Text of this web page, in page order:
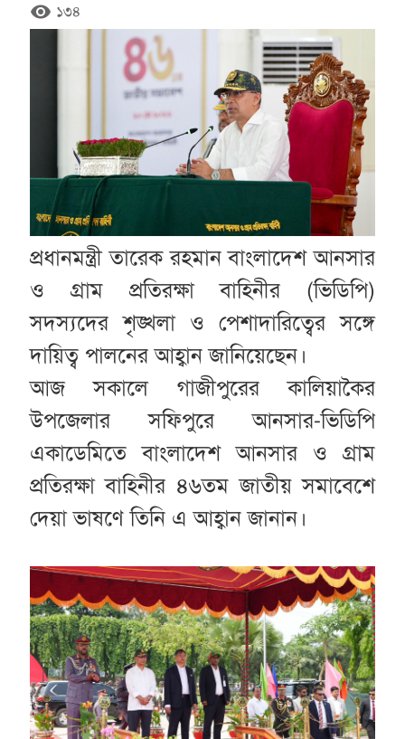
remove_red_eye ১৩৪
প্রধানমন্ত্রী তারেক রহমান বাংলাদেশ আনসার
ও গ্রাম প্রতিরক্ষা বাহিনীর (ভিডিপি)
সদস্যদের শৃঙ্খলা ও পেশাদারিত্বের সঙ্গে
দায়িত্ব পালনের আহ্বান জানিয়েছেন।
আজ সকালে গাজীপুরের কালিয়াকৈর
উপজেলার সফিপুরে আনসার-ভিডিপি
একাডেমিতে বাংলাদেশ আনসার ও গ্রাম
প্রতিরক্ষা বাহিনীর ৪৬তম জাতীয় সমাবেশে
দেয়া ভাষণে তিনি এ আহ্বান জানান।